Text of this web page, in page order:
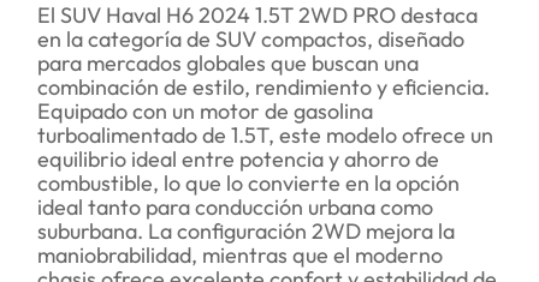
El SUV Haval H6 2024 1.5T 2WD PRO destaca
en la categoría de SUV compactos, diseñado
para mercados globales que buscan una
combinación de estilo, rendimiento y eficiencia.
Equipado con un motor de gasolina
turboalimentado de 1.5T, este modelo ofrece un
equilibrio ideal entre potencia y ahorro de
combustible, lo que lo convierte en la opción
ideal tanto para conducción urbana como
suburbana. La configuración 2WD mejora la
maniobrabilidad, mientras que el moderno